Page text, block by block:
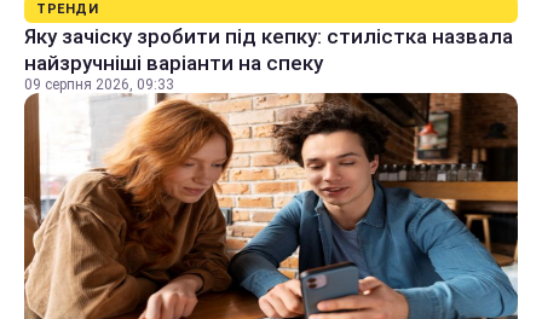
ТРЕНДИ
Яку зачіску зробити під кепку: стилістка назвала
найзручніші варіанти на спеку
09 серпня 2026, 09:33